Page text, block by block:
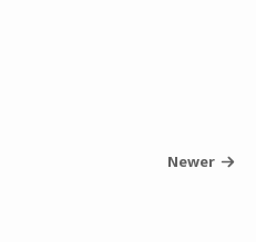
Newer